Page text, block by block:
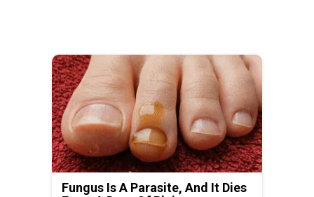
Fungus Is A Parasite, And It Dies